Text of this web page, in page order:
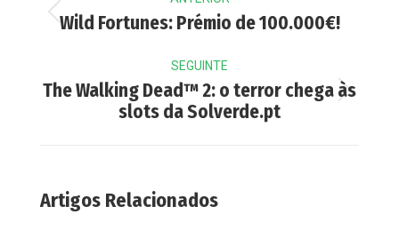
navigation
Previous
Wild Fortunes: Prémio de 100.000€!
SEGUINTE
Next
post:
The Walking Dead™ 2: o terror chega às
slots da Solverde.pt
Artigos Relacionados